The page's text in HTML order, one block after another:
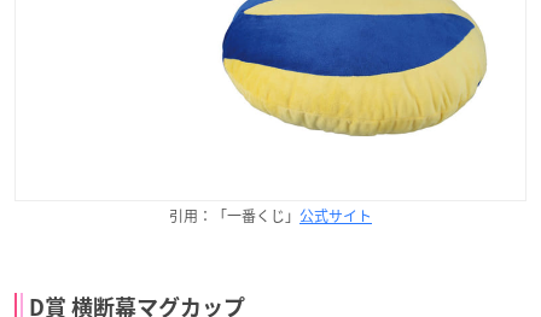
引用：「一番くじ」 公式サイト
D賞 横断幕マグカップ